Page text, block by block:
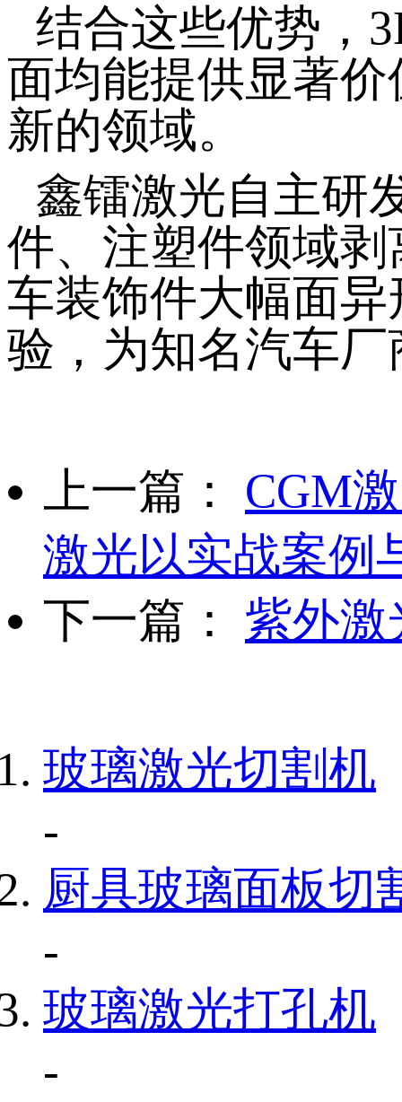
结合这些优势，
面均能提供显著
新的领域。
鑫镭激光自主研
件、注塑件领域
车装饰件大幅面
验，为知名汽车
上一篇：
CGM
激光以实战案例
下一篇：
紫外激
玻璃激光切割机
-
厨具玻璃面板切
-
玻璃激光打孔机
-